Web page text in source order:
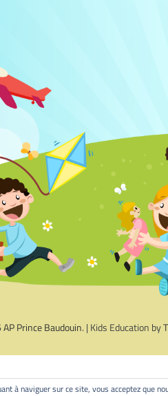
AP Prince Baudouin. | Kids Education by
à naviguer sur ce site, vous acceptez que